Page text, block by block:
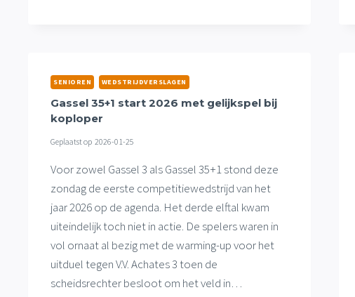
RUIME
THUISZEGES
3E
EN
VR18+1
SENIOREN WEDSTRIJDVERSLAGEN
Gassel 35+1 start 2026 met gelijkspel bij
koploper
Geplaatst op 2026-01-25
Voor zowel Gassel 3 als Gassel 35+1 stond deze
zondag de eerste competitiewedstrijd van het
jaar 2026 op de agenda. Het derde elftal kwam
uiteindelijk toch niet in actie. De spelers waren in
vol ornaat al bezig met de warming-up voor het
uitduel tegen V.V. Achates 3 toen de
scheidsrechter besloot om het veld in…